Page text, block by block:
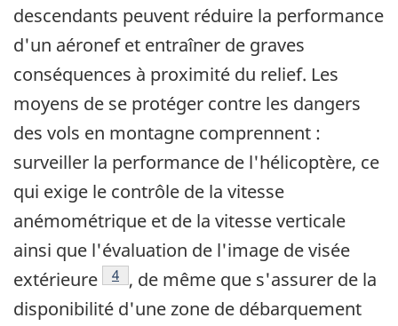
descendants peuvent réduire la performance
d'un aéronef et entraîner de graves
conséquences à proximité du relief. Les
moyens de se protéger contre les dangers
des vols en montagne comprennent :
surveiller la performance de l'hélicoptère, ce
qui exige le contrôle de la vitesse
anémométrique et de la vitesse verticale
ainsi que l'évaluation de l'image de visée
extérieure
Note de bas de page
4 , de même que s'assurer de la
disponibilité d'une zone de débarquement